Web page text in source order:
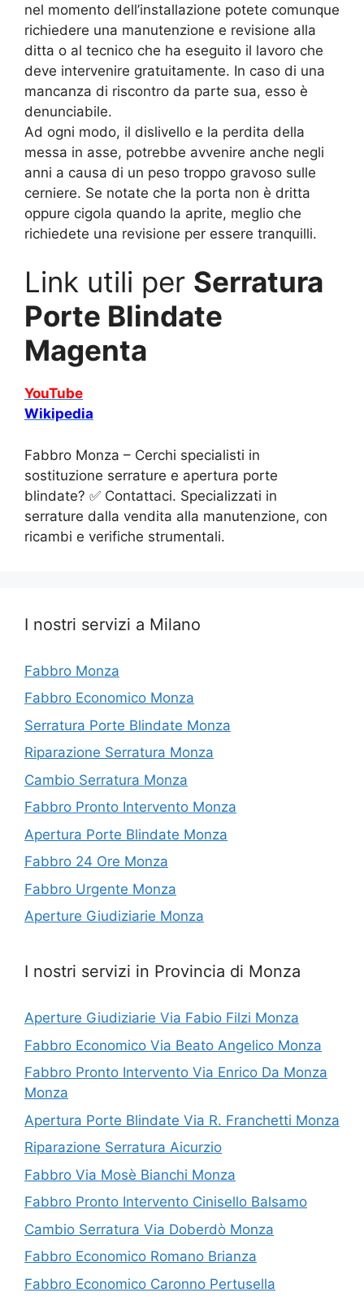
nel momento dell’installazione potete comunque
richiedere una manutenzione e revisione alla
ditta o al tecnico che ha eseguito il lavoro che
deve intervenire gratuitamente. In caso di una
mancanza di riscontro da parte sua, esso è
denunciabile.
Ad ogni modo, il dislivello e la perdita della
messa in asse, potrebbe avvenire anche negli
anni a causa di un peso troppo gravoso sulle
cerniere. Se notate che la porta non è dritta
oppure cigola quando la aprite, meglio che
richiedete una revisione per essere tranquilli.
Link utili per Serratura
Porte Blindate
Magenta
YouTube
Wikipedia
Fabbro Monza – Cerchi specialisti in
sostituzione serrature e apertura porte
blindate? ✅ Contattaci. Specializzati in
serrature dalla vendita alla manutenzione, con
ricambi e verifiche strumentali.
I nostri servizi a Milano
Fabbro Monza
Fabbro Economico Monza
Serratura Porte Blindate Monza
Riparazione Serratura Monza
Cambio Serratura Monza
Fabbro Pronto Intervento Monza
Apertura Porte Blindate Monza
Fabbro 24 Ore Monza
Fabbro Urgente Monza
Aperture Giudiziarie Monza
I nostri servizi in Provincia di Monza
Aperture Giudiziarie Via Fabio Filzi Monza
Fabbro Economico Via Beato Angelico Monza
Fabbro Pronto Intervento Via Enrico Da Monza
Monza
Apertura Porte Blindate Via R. Franchetti Monza
Riparazione Serratura Aicurzio
Fabbro Via Mosè Bianchi Monza
Fabbro Pronto Intervento Cinisello Balsamo
Cambio Serratura Via Doberdò Monza
Fabbro Economico Romano Brianza
Fabbro Economico Caronno Pertusella